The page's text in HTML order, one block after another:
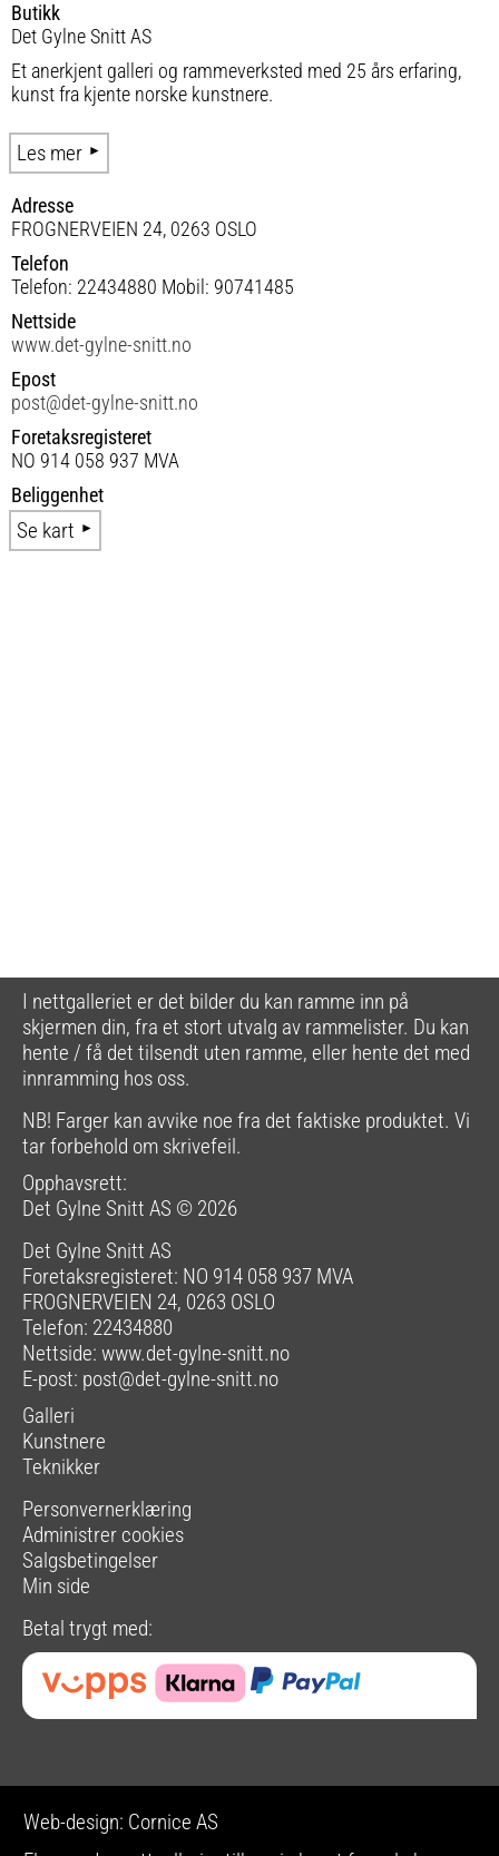
Butikk
Det Gylne Snitt AS
Et anerkjent galleri og rammeverksted med 25 års erfaring,
kunst fra kjente norske kunstnere.
Les mer
Adresse
FROGNERVEIEN 24, 0263 OSLO
Telefon
Telefon: 22434880 Mobil: 90741485
Nettside
www.det-gylne-snitt.no
Epost
post@det-gylne-snitt.no
Foretaksregisteret
NO 914 058 937 MVA
Beliggenhet
Se kart
I nettgalleriet er det bilder du kan ramme inn på
skjermen din, fra et stort utvalg av rammelister. Du kan
hente / få det tilsendt uten ramme, eller hente det med
innramming hos oss.
NB! Farger kan avvike noe fra det faktiske produktet. Vi
tar forbehold om skrivefeil.
Opphavsrett:
Det Gylne Snitt AS © 2026
Det Gylne Snitt AS
Foretaksregisteret: NO 914 058 937 MVA
FROGNERVEIEN 24, 0263 OSLO
Telefon: 22434880
Nettside: www.det-gylne-snitt.no
E-post: post@det-gylne-snitt.no
Galleri
Kunstnere
Teknikker
Personvernerklæring
Administrer cookies
Salgsbetingelser
Min side
Betal trygt med:
Web-design: Cornice AS